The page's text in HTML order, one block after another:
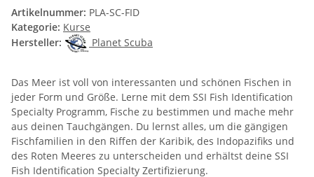
Artikelnummer: PLA-SC-FID
Kategorie: Kurse
Hersteller:
Planet Scuba
Das Meer ist voll von interessanten und schönen Fischen in
jeder Form und Größe. Lerne mit dem SSI Fish Identification
Specialty Programm, Fische zu bestimmen und mache mehr
aus deinen Tauchgängen. Du lernst alles, um die gängigen
Fischfamilien in den Riffen der Karibik, des Indopazifiks und
des Roten Meeres zu unterscheiden und erhältst deine SSI
Fish Identification Specialty Zertifizierung.